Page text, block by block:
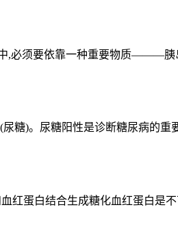
,必须要依靠一种重要物质———胰
糖)。尿糖阳性是诊断糖尿病的重
蛋白结合生成糖化血红蛋白是